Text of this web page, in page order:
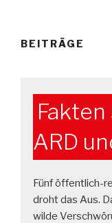
BEITRÄGE
ARD
Fünf öffentlich-
droht das Aus.
wilde